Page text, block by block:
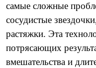
самые сложные
сосудистые
растяжки. Эта
потрясающих
вмешательства и